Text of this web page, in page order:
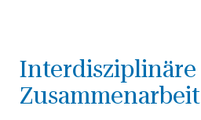
Interdisziplinäre
Zusammenarbeit